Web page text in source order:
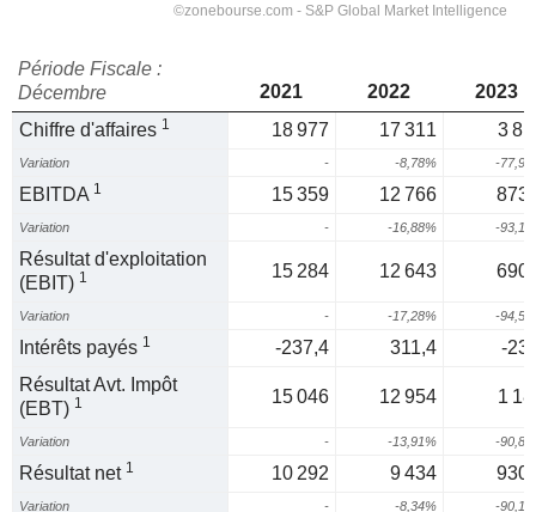
Période Fiscale :
Décembre
2021 2022
2023
Chiffre d'affaires 1 18 977 17 311 3
Variation - -8,78% -
EBITDA 1 15 359 12 766
Variation - -16,88% -
Résultat d'exploitation
(EBIT) 1 15 284 12 643
Variation - -17,28% -
Intérêts payés 1 -237,4 311,4
-
Résultat Avt. Impôt
(EBT) 1 15 046 12 954 1
Variation - -13,91% -
Résultat net 1 10 292 9 434
Variation - -8,34% -